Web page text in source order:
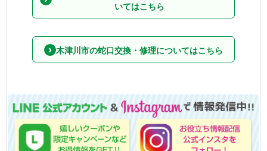
いてはこちら
木津川市の蛇口交換・修理についてはこちら